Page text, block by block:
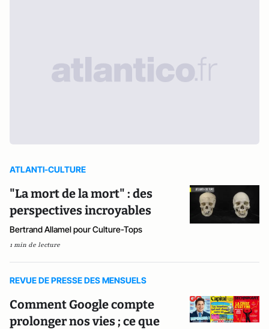
ATLANTI-CULTURE
"La mort de la mort" : des
perspectives incroyables
Bertrand Allamel pour Culture-Tops
1 min de lecture
REVUE DE PRESSE DES MENSUELS
Comment Google compte
prolonger nos vies ; ce que